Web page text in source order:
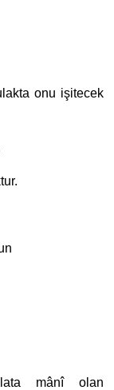
onu işitecek
mânî olan